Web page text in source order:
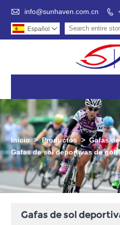
 info@sunhaven.com.cn 
Español 
Inicio > Productos > Gafas
Gafas de sol deportivas de golf
Gafas de sol